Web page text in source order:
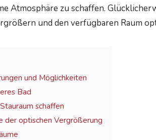
Atmosphäre zu schaffen.
und den verfügbaren Raum
und Möglichkeiten
Bad
schaffen
der optischen Vergrößerung